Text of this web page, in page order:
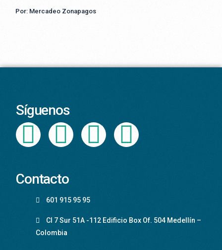
Por: Mercadeo Zonapagos
Síguenos
Contacto
601 915 95 95
Cl 7 Sur 51A -112 Edificio Box Of. 504 Medellín –
Colombia